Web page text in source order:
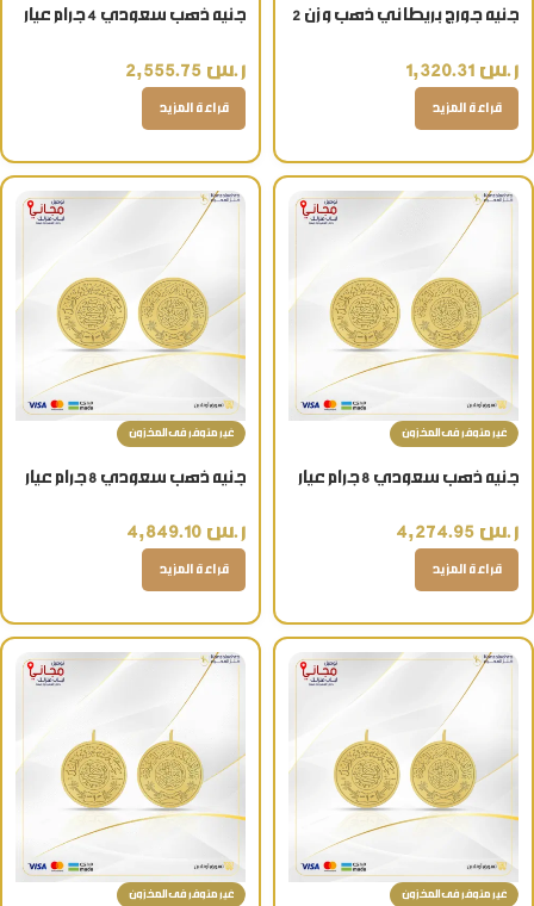
جنيه جورج بريطاني ذهب وزن 2
والاقتناء
ر.س
قراءة المزيد
جنيه ذهب سعودي 4 جرام عيار
ر.س
قراءة المزيد
غير متوفر فى المخزون
جنيه ذهب سعودي 8 جرام عيار
ر.س
قراءة المزيد
غير متوفر فى المخزون
جنيه ذهب سعودي 8 جرام عيار
ر.س
قراءة المزيد
غير متوفر فى المخزون غير متوفر فى المخزون